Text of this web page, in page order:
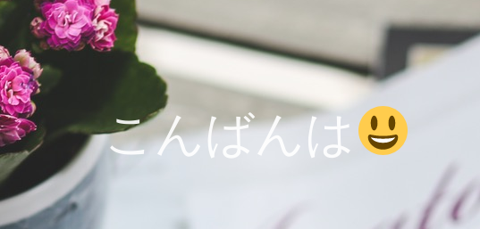
こんばんは